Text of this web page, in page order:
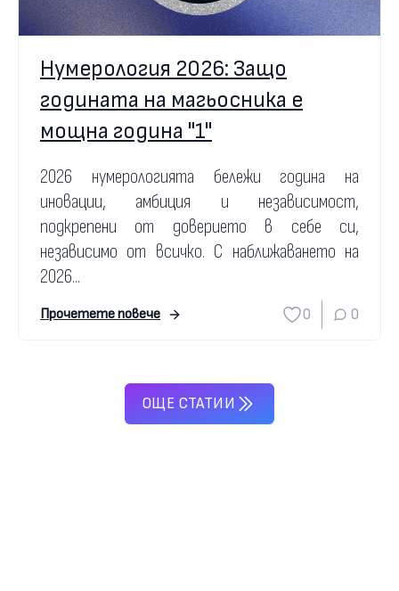
Нумерология 2026: Защо
годината на магьосника е
мощна година "1"
2026 нумерологията бележи година на
иновации, амбиция и независимост,
подкрепени от доверието в себе си,
независимо от всичко. С наближаването на
2026...
Прочетете повече 0 0
ОЩЕ СТАТИИ